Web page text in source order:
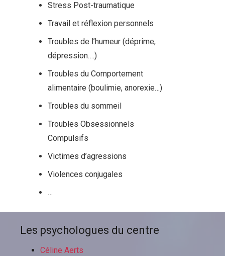
Stress Post-traumatique
Travail et réflexion personnels
Troubles de l’humeur (déprime,
dépression….)
Troubles du Comportement
alimentaire (boulimie, anorexie…)
Troubles du sommeil
Troubles Obsessionnels
Compulsifs
Victimes d’agressions
Violences conjugales
…
Les psychologues du centre
Céline Aerts